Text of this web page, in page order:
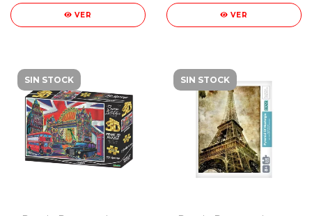
VER VER
SIN STOCK SIN STOCK